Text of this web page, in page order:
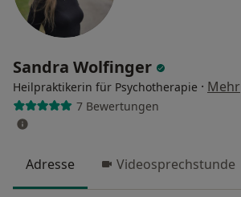
Sandra Wolfinger
Heilpraktikerin für Psychotherapie · Mehr
7 Bewertungen
Adresse Videosprechstunde